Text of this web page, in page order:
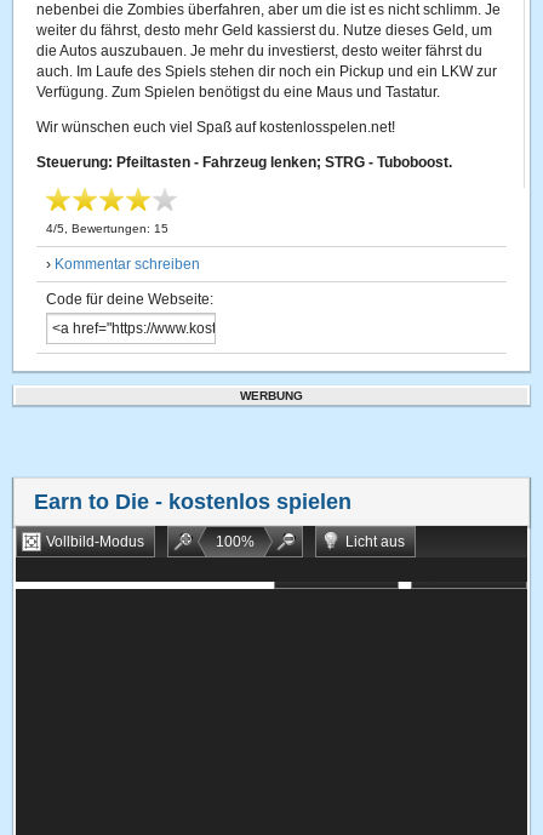
nebenbei die Zombies überfahren, aber um die ist es nicht schlimm. Je
weiter du fährst, desto mehr Geld kassierst du. Nutze dieses Geld, um
die Autos auszubauen. Je mehr du investierst, desto weiter fährst du
auch. Im Laufe des Spiels stehen dir noch ein Pickup und ein LKW zur
Verfügung. Zum Spielen benötigst du eine Maus und Tastatur.
Wir wünschen euch viel Spaß auf kostenlosspelen.net!
Steuerung: Pfeiltasten - Fahrzeug lenken; STRG - Tuboboost.
4/5 , Bewertungen: 15
› Kommentar schreiben
Code für deine Webseite:
WERBUNG
Earn to Die - kostenlos spielen
Vollbild-Modus 100%
Licht aus